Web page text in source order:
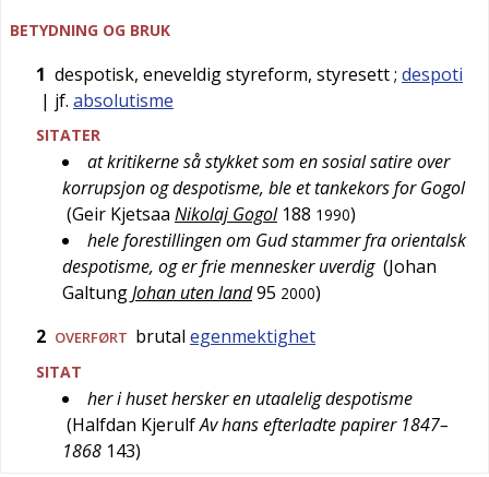
BETYDNING OG BRUK
1 despotisk, eneveldig styreform, styresett; despoti
| jf. absolutisme
SITATER
at kritikerne så stykket som en sosial satire over
korrupsjon og despotisme, ble et tankekors for Gogol
(Geir Kjetsaa Nikolaj Gogol 188 1990)
hele forestillingen om Gud stammer fra orientalsk
despotisme, og er frie mennesker uverdig (Johan
GaltungJohan uten land95 2000)
2 OVERFØRT brutal egenmektighet
SITAT
her i huset hersker en utaalelig despotisme
(Halfdan KjerulfAv hans efterladte papirer 1847–
1868 143)